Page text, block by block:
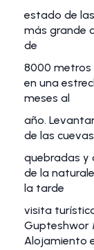
estado de
más grande
de
8000 metros
en una
meses al
año.
de las
quebradas y
de la
la tarde
visita
Gupteshwor
Alojamiento